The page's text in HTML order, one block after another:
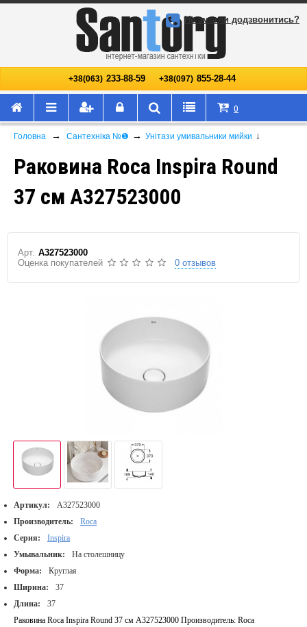
+38(063) 233-88-59 +38(097) 855-28-44
Не змогли додзвонитись?
0
Головна → Сантехніка №❶ → Унітази умивальники мийки ↓
Раковина Roca Inspira Round
37 см A327523000
Арт. A327523000
Оценка покупателей
0 отзывов
Артикул:
A327523000
Производитель:
Roca
Серия:
Inspira
Умывальник:
На столешницу
Форма:
Круглая
Ширина:
37
Длина:
37
Раковина Roca Inspira Round 37 см A327523000 Производитель: Roca